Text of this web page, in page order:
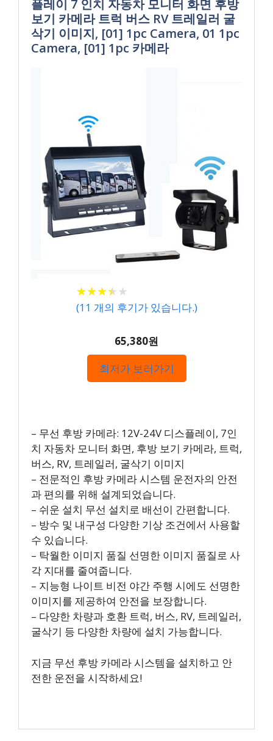
플레이 7 인치 자동차 모니터 화면 후방
보기 카메라 트럭 버스 RV 트레일러 굴
삭기 이미지, [01] 1pc Camera, 01 1pc
Camera, [01] 1pc 카메라
★★★★ ★
★★★★ ★
(11 개의 후기가 있습니다.)
65,380원
최저가 보러가기
– 무선 후방 카메라: 12V-24V 디스플레이, 7인
치 자동차 모니터 화면, 후방 보기 카메라, 트럭,
버스, RV, 트레일러, 굴삭기 이미지
– 전문적인 후방 카메라 시스템 운전자의 안전
과 편의를 위해 설계되었습니다.
– 쉬운 설치 무선 설치로 배선이 간편합니다.
– 방수 및 내구성 다양한 기상 조건에서 사용할
수 있습니다.
– 탁월한 이미지 품질 선명한 이미지 품질로 사
각 지대를 줄여줍니다.
– 지능형 나이트 비전 야간 주행 시에도 선명한
이미지를 제공하여 안전을 보장합니다.
– 다양한 차량과 호환 트럭, 버스, RV, 트레일러,
굴삭기 등 다양한 차량에 설치 가능합니다.
지금 무선 후방 카메라 시스템을 설치하고 안
전한 운전을 시작하세요!